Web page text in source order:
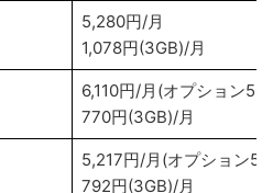
5,280円/月
1,078円(3GB)/月
6,110円/月(オプション
770円(3GB)/月
5,217円/月(オプション
792円(3GB)/月